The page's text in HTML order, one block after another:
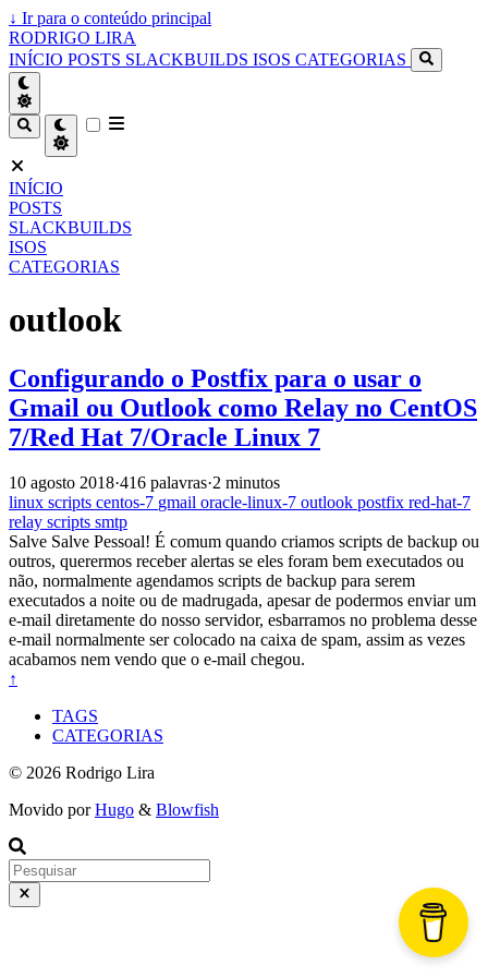
↓ Ir para o conteúdo principal
RODRIGO LIRA
INÍCIO POSTS SLACKBUILDS ISOS CATEGORIAS
INÍCIO
POSTS
SLACKBUILDS
ISOS
CATEGORIAS
outlook
Configurando o Postfix para o usar o
Gmail ou Outlook como Relay no CentOS
7/Red Hat 7/Oracle Linux 7
10 agosto 2018·416 palavras·2 minutos
linux scripts centos-7 gmail oracle-linux-7 outlook postfix red-hat-7
relay scripts smtp
Salve Salve Pessoal! É comum quando criamos scripts de backup ou
outros, querermos receber alertas se eles foram bem executados ou
não, normalmente agendamos scripts de backup para serem
executados a noite ou de madrugada, apesar de podermos enviar um
e-mail diretamente do nosso servidor, esbarramos no problema desse
e-mail normalmente ser colocado na caixa de spam, assim as vezes
acabamos nem vendo que o e-mail chegou.
↑
TAGS
CATEGORIAS
© 2026 Rodrigo Lira
Movido porHugo & Blowfish